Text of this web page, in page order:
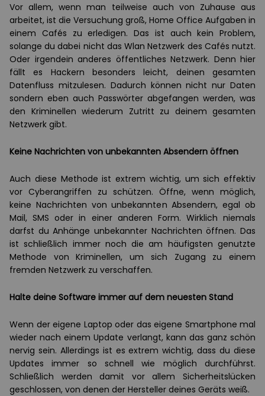
Vor allem, wenn man teilweise auch von Zuhause aus
arbeitet, ist die Versuchung groß, Home Office Aufgaben in
einem Cafés zu erledigen. Das ist auch kein Problem,
solange du dabei nicht das Wlan Netzwerk des Cafés nutzt.
Oder irgendein anderes öffentliches Netzwerk. Denn hier
fällt es Hackern besonders leicht, deinen gesamten
Datenfluss mitzulesen. Dadurch können nicht nur Daten
sondern eben auch Passwörter abgefangen werden, was
den Kriminellen wiederum Zutritt zu deinem gesamten
Netzwerk gibt.
Keine Nachrichten von unbekannten Absendern öffnen
Auch diese Methode ist extrem wichtig, um sich effektiv
vor Cyberangriffen zu schützen. Öffne, wenn möglich,
keine Nachrichten von unbekannten Absendern, egal ob
Mail, SMS oder in einer anderen Form. Wirklich niemals
darfst du Anhänge unbekannter Nachrichten öffnen. Das
ist schließlich immer noch die am häufigsten genutzte
Methode von Kriminellen, um sich Zugang zu einem
fremden Netzwerk zu verschaffen.
Halte deine Software immer auf dem neuesten Stand
Wenn der eigene Laptop oder das eigene Smartphone mal
wieder nach einem Update verlangt, kann das ganz schön
nervig sein. Allerdings ist es extrem wichtig, dass du diese
Updates immer so schnell wie möglich durchführst.
Schließlich werden damit vor allem Sicherheitslücken
geschlossen, von denen der Hersteller deines Geräts weiß.